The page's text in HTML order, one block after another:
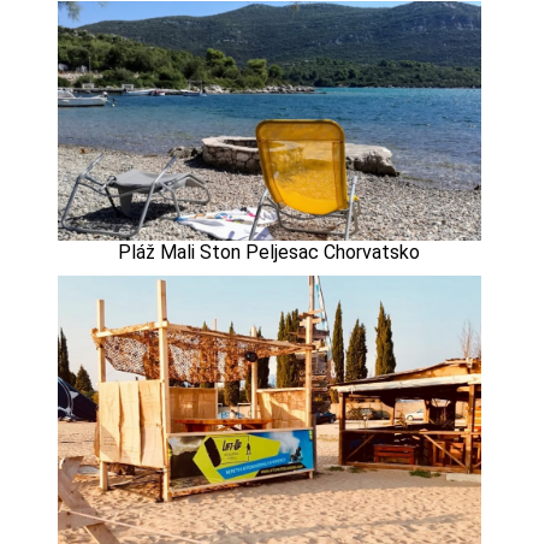
Pláž Mali Ston Peljesac Chorvatsko